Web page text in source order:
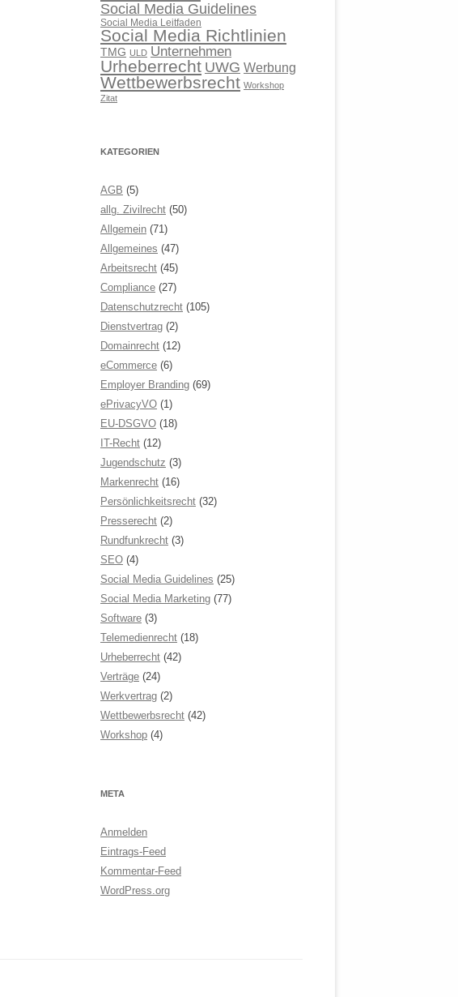
Social Media Guidelines
Social Media Leitfaden
Social Media Richtlinien
TMG ULD Unternehmen
Urheberrecht UWG Werbung
Wettbewerbsrecht Workshop
Zitat
KATEGORIEN
AGB (5)
allg. Zivilrecht (50)
Allgemein (71)
Allgemeines (47)
Arbeitsrecht (45)
Compliance (27)
Datenschutzrecht (105)
Dienstvertrag (2)
Domainrecht (12)
eCommerce (6)
Employer Branding (69)
ePrivacyVO (1)
EU-DSGVO (18)
IT-Recht (12)
Jugendschutz (3)
Markenrecht (16)
Persönlichkeitsrecht (32)
Presserecht (2)
Rundfunkrecht (3)
SEO (4)
Social Media Guidelines (25)
Social Media Marketing (77)
Software (3)
Telemedienrecht (18)
Urheberrecht (42)
Verträge (24)
Werkvertrag (2)
Wettbewerbsrecht (42)
Workshop (4)
META
Anmelden
Eintrags-Feed
Kommentar-Feed
WordPress.org